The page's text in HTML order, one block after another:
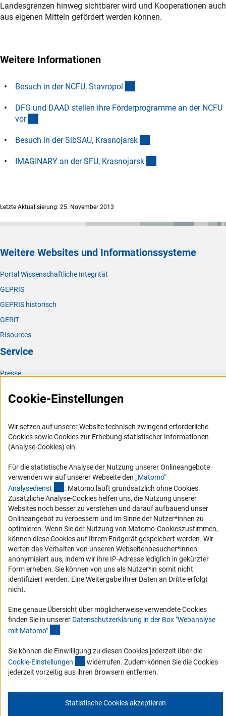
Landesgrenzen hinweg sichtbarer wird und Kooperationen auch
aus eigenen Mitteln gefördert werden können.
Weitere Informationen
Besuch in der NCFU, Stavropol
DFG und DAAD stellen ihre Förderprogramme an der NCFU
vor
Besuch in der SibSAU, Krasnojarsk
IMAGINARY an der SFU, Krasnojarsk
Letzte Aktualisierung: 25. November 2013
Weitere Websites und Informationssysteme
Portal Wissenschaftliche Integrität
GEPRIS
GEPRIS historisch
GERiT
RIsources
Service
Presse
Karriere
RSS-Feeds
Compliance
Vergabeverfahren
Barrierefreiheit
Service und Informationen für Menschen mit Behinderungen
Erklärung zur Barrierefreiheit
Barriere melden
DFG-aktuell
Erhalten Sie Neuigkeiten aus der DFG direkt in Ihr Mailpostfach oder
schauen Sie sich die Ausgaben online an.
Zum Newsletter
Impressum Datenschutz Cookie-Einstellungen
Kontakt
Service
Cookie-Einstellungen
Wir setzen auf unserer Website technisch zwingend erforderliche
Cookies sowie Cookies zur Erhebung statistischer Informationen
(Analyse-Cookies) ein.
Für die statistische Analyse der Nutzung unserer Onlineangebote
verwenden wir auf unserer Webseite den „Matomo“
Analysedienst (externer Link)
. Matomo läuft grundsätzlich ohne Cookies.
Zusätzliche Analyse-Cookies helfen uns, die Nutzung unserer
Websites noch besser zu verstehen und darauf aufbauend unser
Onlineangebot zu verbessern und im Sinne der Nutzer*innen zu
optimieren. Wenn Sie der Nutzung von Matomo-Cookieszustimmen,
können diese Cookies auf Ihrem Endgerät gespeichert werden. Wir
werten das Verhalten von unseren Webseitenbesucher*innen
anonymisiert aus, indem wir ihre IP-Adresse lediglich in gekürzter
Form erheben. Sie können von uns als Nutzer*in somit nicht
identifiziert werden. Eine Weitergabe Ihrer Daten an Dritte erfolgt
nicht.
Eine genaue Übersicht über möglicherweise verwendete Cookies
finden Sie in unserer Datenschutzerklärung in der Box "Webanalyse
mit Matomo" .
Sie können die Einwilligung zu diesen Cookies jederzeit über die
Cookie-Einstellungen (interner Link)
widerrufen. Zudem können Sie die Cookies
jederzeit vorzeitig aus ihren Browsern entfernen.
Statistische Cookies akzeptieren